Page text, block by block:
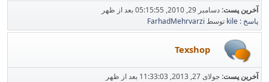
آخرین پست:دسامبر 29, 2010, 05:15:55 بعد از ظهر
پاسخ : kile
توسط FarhadMehrvarzi
Texshop
آخرین پست:جولای 27, 2013, 11:33:03 بعد از ظهر